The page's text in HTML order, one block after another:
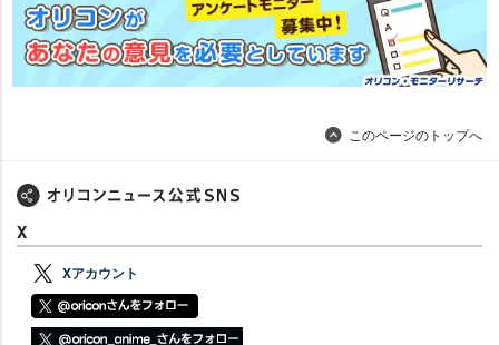
このページのトップへ
X
Xアカウント